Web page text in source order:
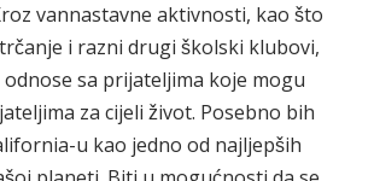
vannastavne aktivnosti, kao što
i razni drugi školski klubovi,
odnose sa prijateljima koje mogu
za cijeli život. Posebno bih
u kao jedno od najljepših